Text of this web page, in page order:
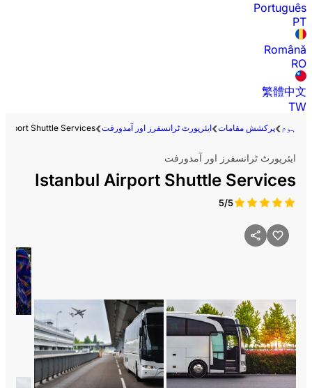
Português
PT
Română
RO
繁體中文
TW
ہوم پرکشش مقامات ایئرپورٹ ٹرانسفرز اور آمدورفت Airport Shuttle Services
ایئرپورٹ ٹرانسفرز اور آمدورفت
Istanbul Airport Shuttle Services
5/5